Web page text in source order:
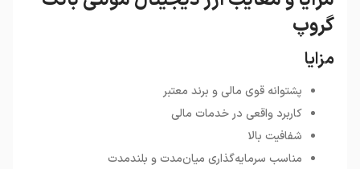
گروپ
مزایا
پشتوانه قوی مالی و برند معتبر
کاربرد واقعی در خدمات مالی
شفافیت بالا
مناسب سرمایه‌گذاری میان‌مدت و بلندمدت